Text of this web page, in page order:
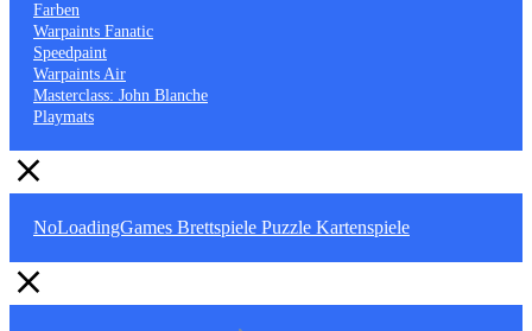
Farben
Warpaints Fanatic
Speedpaint
Warpaints Air
Masterclass: John Blanche
Playmats
NoLoadingGames Brettspiele Puzzle Kartenspiele